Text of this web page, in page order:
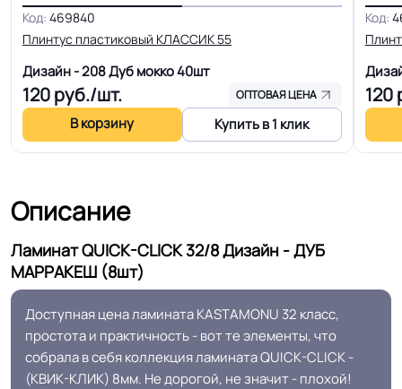
Уникальная
особенность
Доступная цена. Долгая гарантия
Доп. защита рабочего
слоя
Восковая пропитка
Система стыковки
швов
Бесклеевая сборка. Замок UNICLIC
Класс горючести
КМ5 - Устойчивость к тлеющей
сигарете
Код: 469840
Плинтус пластиковый KЛАССИК 55
Дизайн - 208 Дуб мокко40шт
120руб./шт. ОПТОВАЯ ЦЕНА
В корзину Купить в 1 клик
Код:
120
Описание
Ламинат QUICK-CLICK 32/8 Дизайн - ДУБ
МАРРАКЕШ (8шт)
Доступная цена ламината KASTAMONU 32 класс,
простота и практичность - вот те элементы, что
собрала в себя коллекция ламината QUICK-CLICK -
(КВИК-КЛИК) 8мм. Не дорогой, не значит - плохой!